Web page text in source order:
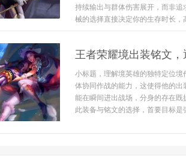
持续输出与群体伤害展开，而非
械的选择直接决定你的生存时长，
王者荣耀境出装铭文
小标题，理解境英雄的独特定位
体协同作战的能力，这使得他的
能在瞬间进出战场，分身的存在
此装备与铭文的选择，首要目标是